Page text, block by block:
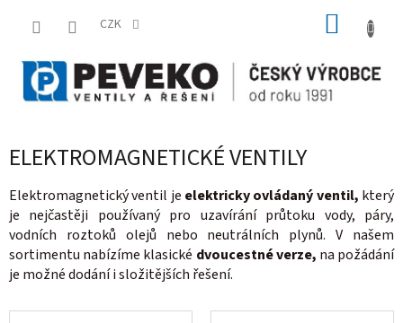
CZK
ELEKTROMAGNETICKÉ VENTILY
Elektromagnetický ventil je elektricky ovládaný ventil, který
je nejčastěji používaný pro uzavírání průtoku vody, páry,
vodních roztoků olejů nebo neutrálních plynů. V našem
sortimentu nabízíme klasické dvoucestné verze, na požádání
je možné dodání i složitějších řešení.